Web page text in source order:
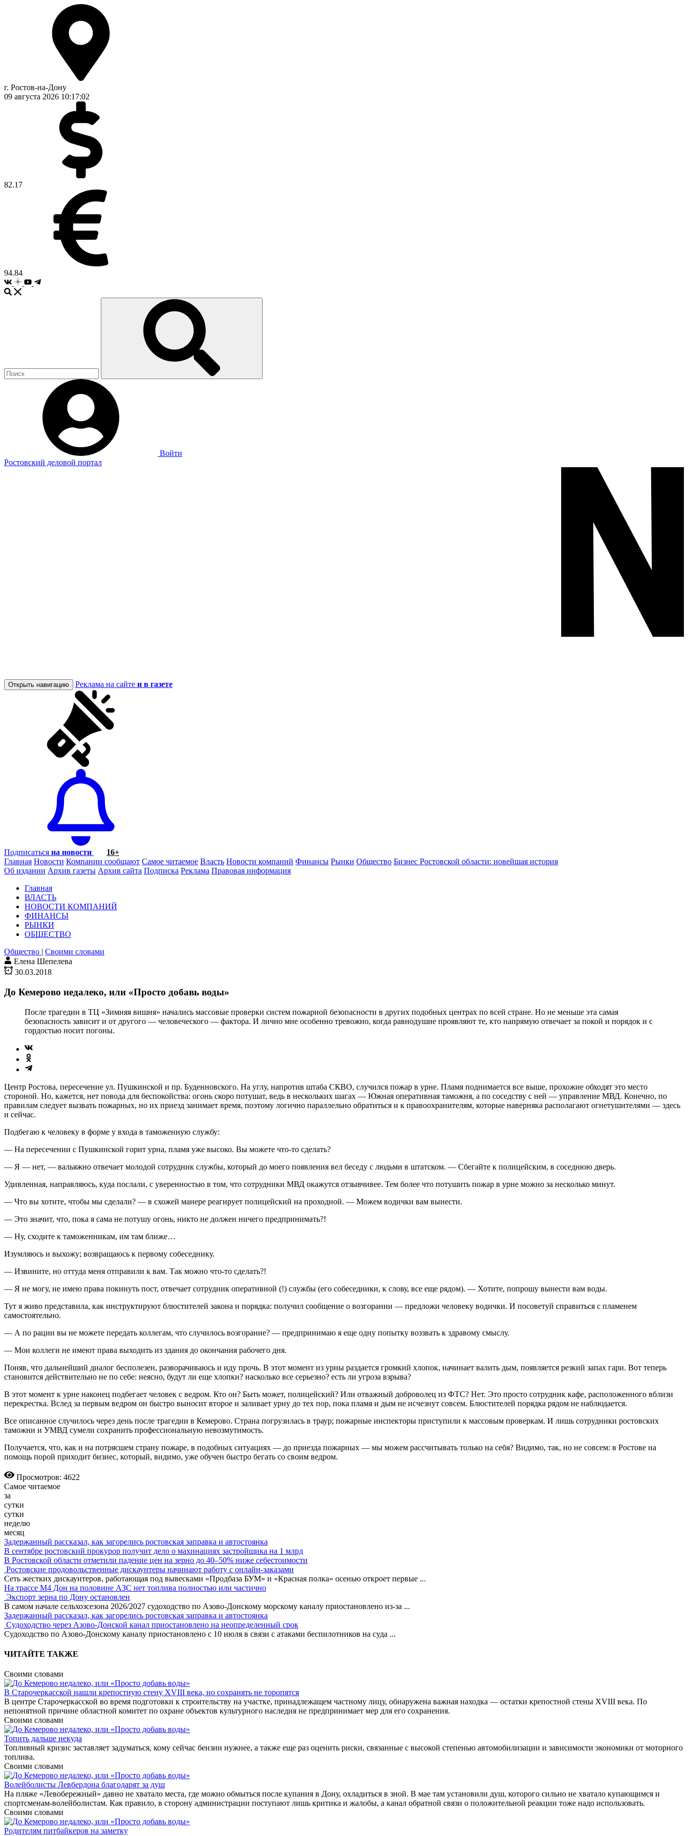
г. Ростов-на-Дону
09 августа 2026 10:17:02
82.17
94.84
Войти
Ростовский деловой портал
Открыть навигацию Реклама на сайте и в газете
Подписаться на новости
16+
Главная Новости Компании сообщают Самое читаемое Власть Новости компаний Финансы Рынки Общество Бизнес Ростовской области: новейшая история
Об издании Архив газеты Архив сайта Подписка Реклама Правовая информация
Главная
ВЛАСТЬ
НОВОСТИ КОМПАНИЙ
ФИНАНСЫ
РЫНКИ
ОБЩЕСТВО
Общество | Своими словами
Елена Шепелева
30.03.2018
До Кемерово недалеко, или «Просто добавь воды»
После трагедии в ТЦ «Зимняя вишня» начались массовые проверки систем пожарной безопасности в других подобных центрах по всей стране. Но не меньше эта самая
безопасность зависит и от другого — человеческого — фактора. И лично мне особенно тревожно, когда равнодушие проявляют те, кто напрямую отвечает за покой и порядок и с
гордостью носит погоны.
Центр Ростова, пересечение ул. Пушкинской и пр. Буденновского. На углу, напротив штаба СКВО, случился пожар в урне. Пламя поднимается все выше, прохожие обходят это место
стороной. Но, кажется, нет повода для беспокойства: огонь скоро потушат, ведь в нескольких шагах — Южная оперативная таможня, а по соседству с ней — управление МВД. Конечно, по
правилам следует вызвать пожарных, но их приезд занимает время, поэтому логично параллельно обратиться и к правоохранителям, которые наверняка располагают огнетушителями — здесь
и сейчас.
Подбегаю к человеку в форме у входа в таможенную службу:
— На пересечении с Пушкинской горит урна, пламя уже высоко. Вы можете что-то сделать?
— Я — нет, — вальяжно отвечает молодой сотрудник службы, который до моего появления вел беседу с людьми в штатском. — Сбегайте к полицейским, в соседнюю дверь.
Удивленная, направляюсь, куда послали, с уверенностью в том, что сотрудники МВД окажутся отзывчивее. Тем более что потушить пожар в урне можно за несколько минут.
— Что вы хотите, чтобы мы сделали? — в схожей манере реагирует полицейский на проходной. — Можем водички вам вынести.
— Это значит, что, пока я сама не потушу огонь, никто не должен ничего предпринимать?!
— Ну, сходите к таможенникам, им там ближе…
Изумляюсь и выхожу; возвращаюсь к первому собеседнику.
— Извините, но оттуда меня отправили к вам. Так можно что-то сделать?!
— Я не могу, не имею права покинуть пост, отвечает сотрудник оперативной (!) службы (его собеседники, к слову, все еще рядом). — Хотите, попрошу вынести вам воды.
Тут я живо представила, как инструктируют блюстителей закона и порядка: получил сообщение о возгорании — предложи человеку водички. И посоветуй справиться с пламенем
самостоятельно.
— А по рации вы не можете передать коллегам, что случилось возгорание? — предпринимаю я еще одну попытку воззвать к здравому смыслу.
— Мои коллеги не имеют права выходить из здания до окончания рабочего дня.
Поняв, что дальнейший диалог бесполезен, разворачиваюсь и иду прочь. В этот момент из урны раздается громкий хлопок, начинает валить дым, появляется резкий запах гари. Вот теперь
становится действительно не по себе: неясно, будут ли еще хлопки? насколько все серьезно? есть ли угроза взрыва?
В этот момент к урне наконец подбегает человек с ведром. Кто он? Быть может, полицейский? Или отважный доброволец из ФТС? Нет. Это просто сотрудник кафе, расположенного вблизи
перекрестка. Вслед за первым ведром он быстро выносит второе и заливает урну до тех пор, пока пламя и дым не исчезнут совсем. Блюстителей порядка рядом не наблюдается.
Все описанное случилось через день после трагедии в Кемерово. Страна погрузилась в траур; пожарные инспекторы приступили к массовым проверкам. И лишь сотрудники ростовских
таможни и УМВД сумели сохранить профессиональную невозмутимость.
Получается, что, как и на потрясшем страну пожаре, в подобных ситуациях — до приезда пожарных — мы можем рассчитывать только на себя? Видимо, так, но не совсем: в Ростове на
помощь порой приходит бизнес, который, видимо, уже обучен быстро бегать со своим ведром.
Просмотров: 4622
Самое читаемое
за
сутки
сутки
неделю
месяц
Задержанный рассказал, как загорелись ростовская заправка и автостоянка
В сентябре ростовский прокурор получит дело о махинациях застройщика на 1 млрд
В Ростовской области отметили падение цен на зерно до 40–50% ниже себестоимости
Ростовские продовольственные дискаунтеры начинают работу с онлайн-заказами
Сеть жестких дискаунтеров, работающая под вывесками «Продбаза БУМ» и «Красная полка» осенью откроет первые ...
На трассе М4 Дон на половине АЗС нет топлива полностью или частично
Экспорт зерна по Дону остановлен
В самом начале сельхозсезона 2026/2027 судоходство по Азово-Донскому морскому каналу приостановлено из-за ...
Задержанный рассказал, как загорелись ростовская заправка и автостоянка
Судоходство через Азово-Донской канал приостановлено на неопределенный срок
Судоходство по Азово-Донскому каналу приостановлено с 10 июля в связи с атаками беспилотников на суда ...
ЧИТАЙТЕ ТАКЖЕ
Своими словами
В Старочеркасской нашли крепостную стену XVIII века, но сохранять не торопятся
В центре Старочеркасской во время подготовки к строительству на участке, принадлежащем частному лицу, обнаружена важная находка — остатки крепостной стены XVIII века. По
непонятной причине областной комитет по охране объектов культурного наследия не предпринимает мер для его сохранения.
Своими словами
Топить дальше некуда
Топливный кризис заставляет задуматься, кому сейчас бензин нужнее, а также еще раз оценить риски, связанные с высокой степенью автомобилизации и зависимости экономики от моторного
топлива.
Своими словами
Волейболисты Левбердона благодарят за душ
На пляже «Левобережный» давно не хватало места, где можно обмыться после купания в Дону, охладиться в зной. В мае там установили душ, которого сильно не хватало купающимся и
спортсменам-волейболистам. Как правило, в сторону администрации поступают лишь критика и жалобы, а канал обратной связи о положительной реакции тоже надо использовать.
Своими словами
Родителям питбайкеров на заметку